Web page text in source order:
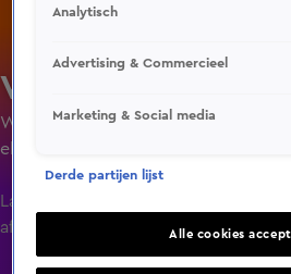
Vandaag Inside
Wilfred Genee, Johan Derksen en
elke dag hun kijk op het WK en de
wisselende, terugkerende gasten
Laatste
aflevering
Analytisch
Advertising & Commercieel
Marketing & Social media
Derde partijen lijst
Alle cookies